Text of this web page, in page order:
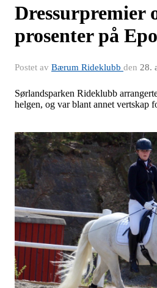
Dressurpremier
prosenter på
Postet av Bærum Rideklubb den 28.
Sørlandsparken Rideklubb
helgen, og var blant annet vertskap